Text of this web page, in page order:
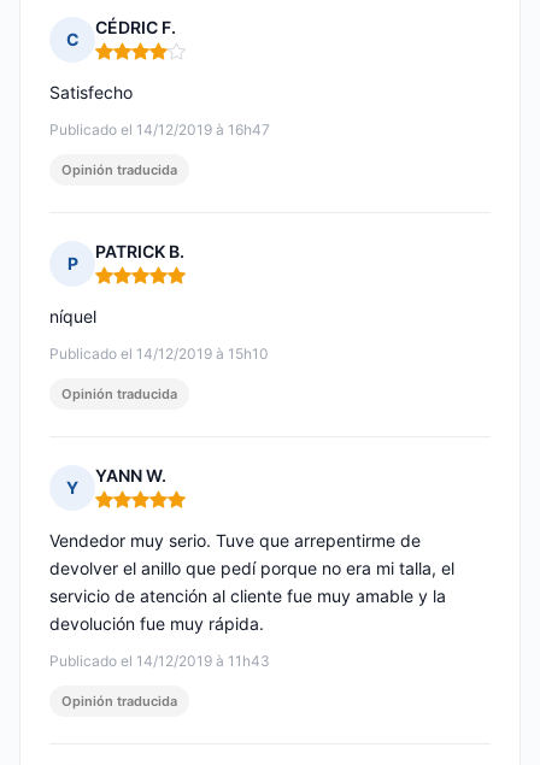
C
CÉDRIC F.
Nota: 4 de 5
Publicado el 14/12/2019 à 16h47
Satisfecho
Opinión traducida
P
PATRICK B.
Nota: 5 de 5
Publicado el 14/12/2019 à 15h10
níquel
Opinión traducida
Y
YANN W.
Nota: 5 de 5
Publicado el 14/12/2019 à 11h43
Vendedor muy serio. Tuve que arrepentirme de
devolver el anillo que pedí porque no era mi talla, el
servicio de atención al cliente fue muy amable y la
devolución fue muy rápida.
Opinión traducida